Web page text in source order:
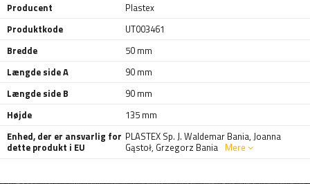
Producent
Plastex
Produktkode
UT003461
Bredde
50 mm
Længde side A
90 mm
Længde side B
90 mm
Højde
135 mm
Enhed, der er ansvarlig for
dette produkt i EU
PLASTEX Sp. J. Waldemar Bania, Joanna
Gąstoł, Grzegorz Bania Mere